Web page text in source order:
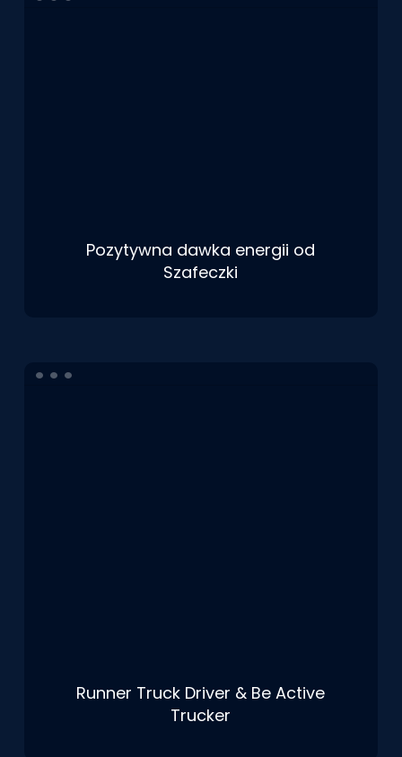
Pozytywna dawka energii od
Szafeczki
Runner Truck Driver & Be Active
Trucker